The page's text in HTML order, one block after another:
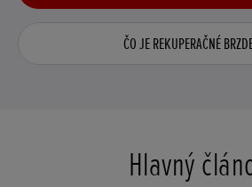
ČO JE REKUPERAČNÉ
Hlavný